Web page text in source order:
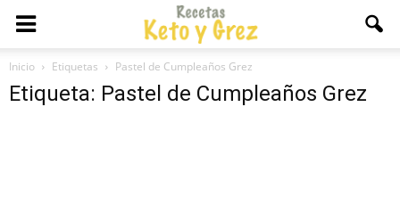
Inicio Etiquetas Pastel de Cumpleaños Grez
Etiqueta: Pastel de Cumpleaños Grez